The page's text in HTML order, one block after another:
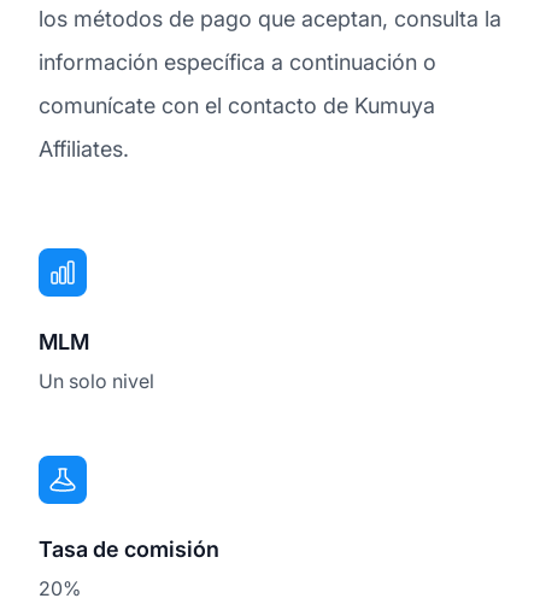
los métodos de pago que aceptan, consulta la
información específica a continuación o
comunícate con el contacto de Kumuya
Affiliates.
MLM
Un solo nivel
Tasa de comisión
20%